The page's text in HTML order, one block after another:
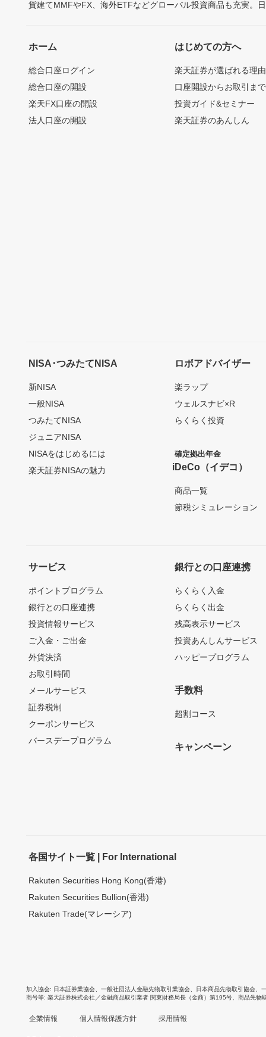
貨建てMMFやFX、海外ETFなどグローバル投資商品も充実。
ホーム
総合口座ログイン
総合口座の開設
楽天FX口座の開設
法人口座の開設
はじめての方へ
楽天証券が選ばれる理由
口座開設からお取引ま
投資ガイド&セミナー
楽天証券のあんしん
NISA･つみたてNISA
新NISA
一般NISA
つみたてNISA
ジュニアNISA
NISAをはじめるには
楽天証券NISAの魅力
ロボアドバイザー
楽ラップ
ウェルスナビ×R
らくらく投資
確定拠出年金
iDeCo（イデコ）
商品一覧
節税シミュレーション
サービス
ポイントプログラム
銀行との口座連携
投資情報サービス
ご入金・ご出金
外貨決済
お取引時間
メールサービス
証券税制
クーポンサービス
バースデープログラム
銀行との口座連携
らくらく入金
らくらく出金
残高表示サービス
投資あんしんサービス
ハッピープログラム
手数料
超割コース
キャンペーン
各国サイト一覧 | For International
Rakuten Securities Hong Kong(香港)
Rakuten Securities Bullion(香港)
Rakuten Trade(マレーシア)
加入協会 日本証券業協会 一般社団法人金融先物取引業協会 日本商品先物取引協会
商号等 楽天証券株式会社／金融商品取引業者 関東財務局長（金商）第195号、商品先物
企業情報 個人情報保護方針 採用情報